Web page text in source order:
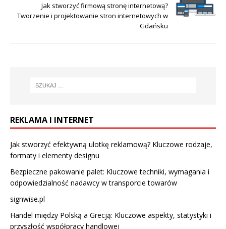
Jak stworzyć firmową stronę internetową?
Tworzenie i projektowanie stron internetowych w
Gdańsku
REKLAMA I INTERNET
Jak stworzyć efektywną ulotkę reklamową? Kluczowe rodzaje,
formaty i elementy designu
Bezpieczne pakowanie palet: Kluczowe techniki, wymagania i
odpowiedzialność nadawcy w transporcie towarów
signwise.pl
Handel między Polską a Grecją: Kluczowe aspekty, statystyki i
przyszłość współpracy handlowej